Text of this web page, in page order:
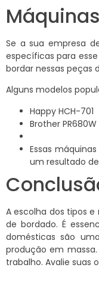
Se a sua empresa
específicas para
bordar nessas peças
Alguns modelos
Happy HCH-701
Brother PR680W
Essas
um resultado
A escolha dos tipos
de bordado. É
domésticas são
produção em
trabalho. Avalie suas